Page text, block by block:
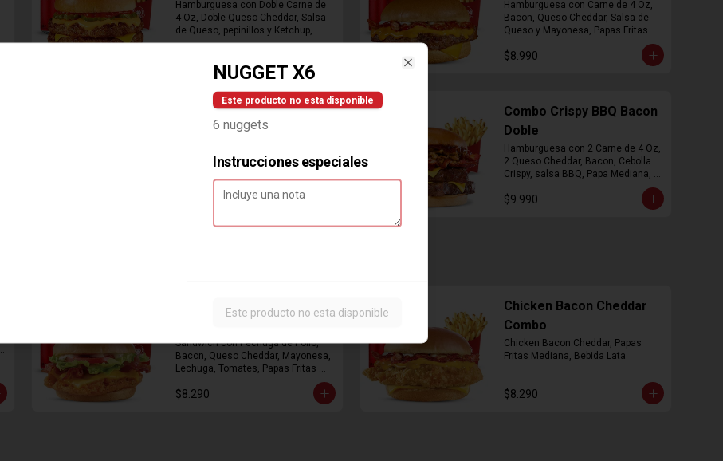
Hamburguesa con Doble Carne de
4 Oz, Doble Queso Cheddar, Salsa
de Queso, pepinillos y Ketchup,
Papas Fritas Mediana, Bebida Lata
Hamburguesa con Carne de 4 Oz,
Bacon, Queso Cheddar, Salsa de
Queso y Mayonesa, Papas Fritas
$8.990
Combo Crispy BBQ Bacon
Hamburguesa con 1 Carne de 4 Oz,
Crispy, Salsa BBQ, Papa Fritas
Mediana, Bebida en Lata
Combo Crispy BBQ Bacon
Doble
Hamburguesa con 2 Carne de 4 Oz,
2 Queso Cheddar, Bacon, Cebolla
Crispy, salsa BBQ, Papa Mediana,
$9.990
Combo Classic Chicken
Sandwich con Pechuga de Pollo,
Bacon, Queso Cheddar, Mayonesa,
Lechuga, Tomates, Papas Fritas
$8.290
Chicken Bacon Cheddar
Combo
Chicken Bacon Cheddar, Papas
Fritas Mediana, Bebida Lata
$8.290
NUGGET X6
Este producto no esta disponible
6 nuggets
Instrucciones especiales
Este producto no esta disponible